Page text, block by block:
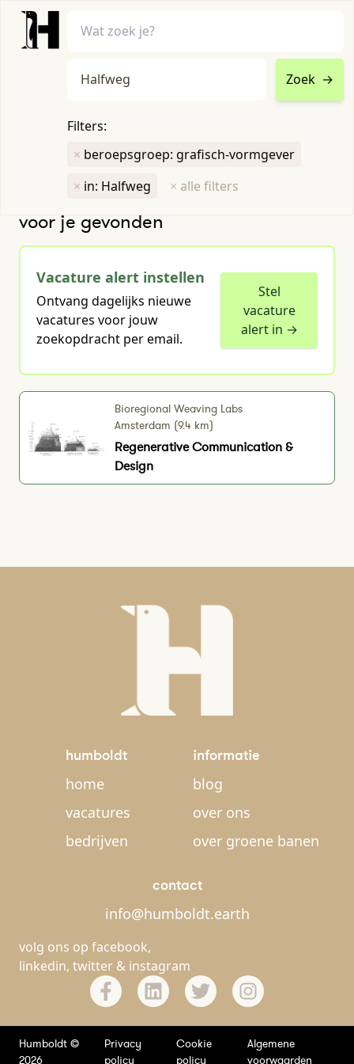
Zoek →
Filters:
× beroepsgroep: grafisch-vormgever
× in: Halfweg × alle filters
Humboldt heeft
groene vacature
voor je gevonden
Vacature alert instellen
Ontvang dagelijks nieuwe
vacatures voor jouw
zoekopdracht per email.
Stel
vacature
alert in →
Bioregional Weaving Labs
Amsterdam (9.4 km)
Regenerative Communication &
Design
humboldt
home
vacatures
bedrijven
informatie
blog
over ons
over groene banen
contact
info@humboldt.earth
volg ons op facebook,
linkedin, twitter & instagram
Humboldt ©
2026
Privacy
policy
Cookie
policy
Algemene
voorwaarden